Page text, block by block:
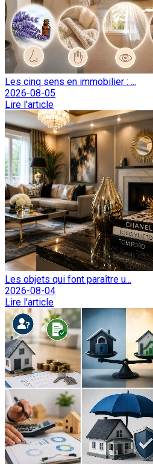
Les cinq sens en immobilier : ...
2026-08-05
Lire l'article
Les objets qui font paraître u...
2026-08-04
Lire l'article